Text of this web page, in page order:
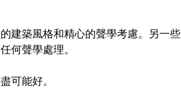
建築風格和精心的聲學考慮。另一些
何聲學處理。
可能好。